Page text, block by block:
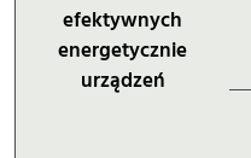
efektywnych
energetycznie
urządzeń